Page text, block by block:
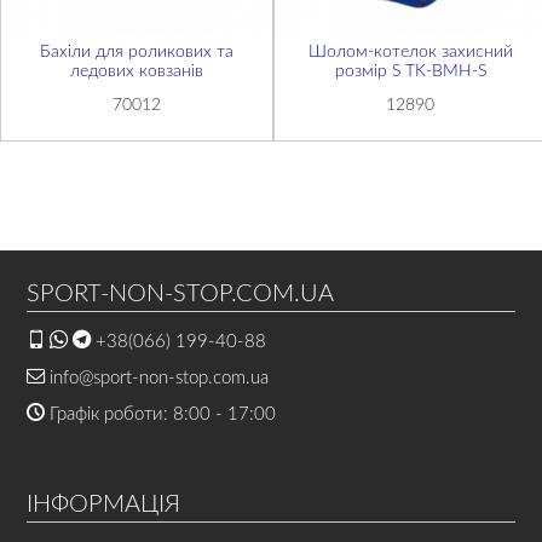
Бахіли для роликових та
ледових ковзанів
70012
Шолом-котелок захисний
розмір S TK-ВМН-S
12890
SPORT-NON-STOP.COM.UA
+38(066) 199-40-88
info@sport-non-stop.com.ua
Графік роботи: 8:00 - 17:00
ІНФОРМАЦІЯ